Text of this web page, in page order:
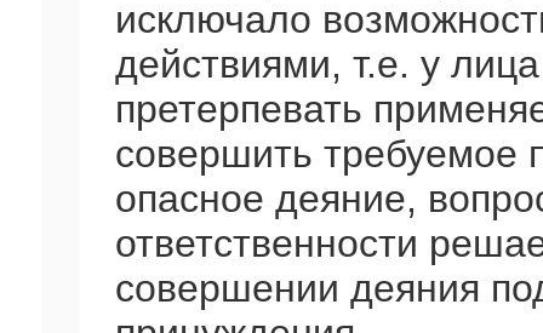
исключало
действиями, т.е. у
претерпевать
совершить требуемое
опасное деяние,
ответственности
совершении деяния